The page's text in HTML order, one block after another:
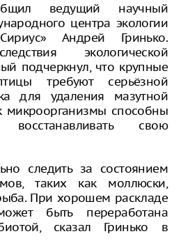
ведущий научный
центра экологии
Андрей Гринько.
экологической
подчеркнул, что крупные
требуют серьёзной
для удаления мазутной
микроорганизмы способны
восстанавливать свою
следить за состоянием
таких как моллюски,
При хорошем раскладе
быть переработана
сказал Гринько в